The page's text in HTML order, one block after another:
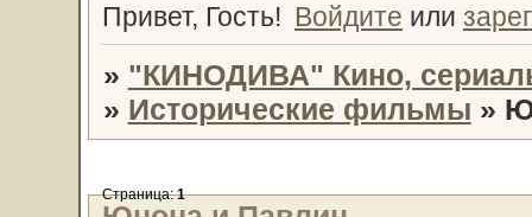
Привет, Гость! Войдите или
» "КИНОДИВА" Кино,
» Исторические фильмы »
Страница:1